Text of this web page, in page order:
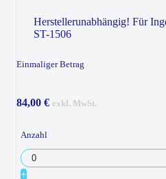
Herstellerunabhängig! Für
ST-1506
Einmaliger Betrag
84,00 € exkl. MwSt.
Anzahl
+